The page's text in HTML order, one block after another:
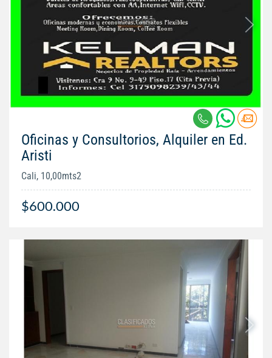
Oficinas y Consultorios, Alquiler en Ed.
Aristi
Cali, 10,00mts2
$600.000